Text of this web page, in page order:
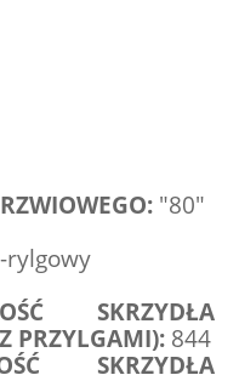
"80"
rylgowy
SKRZYDŁA
PRZYLGAMI): 844
SKRZYDŁA